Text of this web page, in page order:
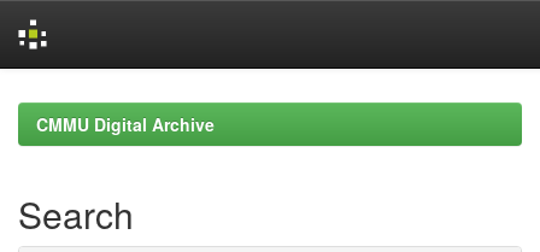
navigationCMMU Digital Archive
Search